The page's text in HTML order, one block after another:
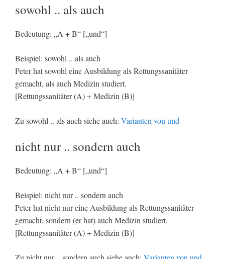
sowohl .. als auch
Bedeutung: „A + B“ [„und“]
Beispiel: sowohl .. als auch
Peter hat sowohl eine Ausbildung als Rettungssanitäter
gemacht, als auch Medizin studiert.
[Rettungssanitäter (A) + Medizin (B)]
Zu sowohl .. als auch siehe auch: Varianten von und
nicht nur .. sondern auch
Bedeutung: „A + B“ [„und“]
Beispiel: nicht nur .. sondern auch
Peter hat nicht nur eine Ausbildung als Rettungssanitäter
gemacht, sondern (er hat) auch Medizin studiert.
[Rettungssanitäter (A) + Medizin (B)]